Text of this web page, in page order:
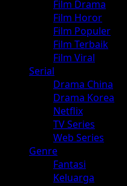
Film Drama
Film Horor
Film Populer
Film Terbaik
Film Viral
Serial
Drama China
Drama Korea
Netflix
TV Series
Web Series
Genre
Fantasi
Keluarga